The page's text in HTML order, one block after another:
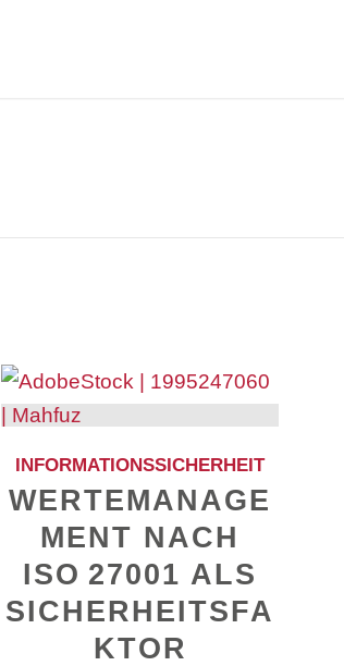
INFORMATIONSSICHERHEIT
WERTEMANAGE
MENT NACH
ISO 27001 ALS
SICHERHEITSFA
KTOR